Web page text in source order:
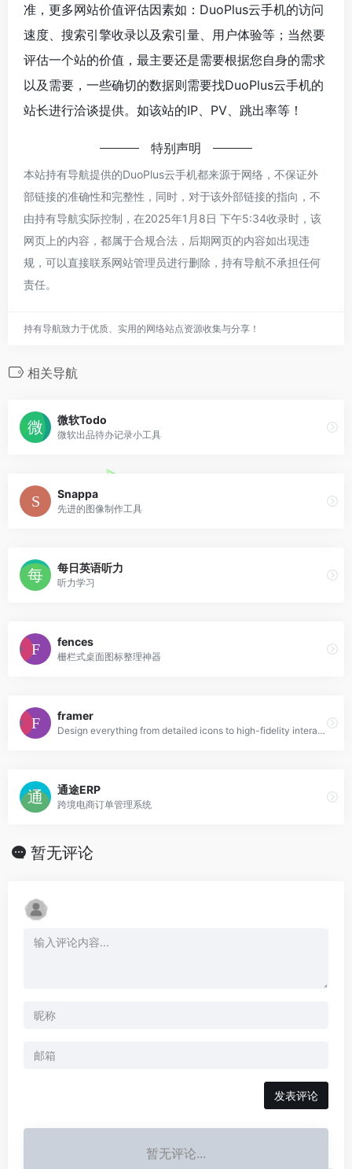
准，更多网站价值评估因素如：DuoPlus云手机的访问
速度、搜索引擎收录以及索引量、用户体验等；当然要
评估一个站的价值，最主要还是需要根据您自身的需求
以及需要，一些确切的数据则需要找DuoPlus云手机的
站长进行洽谈提供。如该站的IP、PV、跳出率等！
特别声明
本站持有导航提供的DuoPlus云手机都来源于网络，不保证外
部链接的准确性和完整性，同时，对于该外部链接的指向，不
由持有导航实际控制，在2025年1月8日 下午5:34收录时，该
网页上的内容，都属于合规合法，后期网页的内容如出现违
规，可以直接联系网站管理员进行删除，持有导航不承担任何
责任。
持有导航致力于优质、实用的网络站点资源收集与分享！
相关导航
微软Todo
微软出品待办记录小工具
Snappa
先进的图像制作工具
每日英语听力
听力学习
fences
栅栏式桌面图标整理神器
framer
Design everything from detailed icons to high-fidelity interactions—all in one place.
通途ERP
跨境电商订单管理系统
暂无评论
发表评论
暂无评论...